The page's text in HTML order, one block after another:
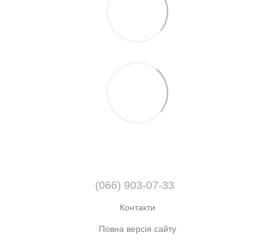
(066) 903-07-33
Контакти
Повна версія сайту